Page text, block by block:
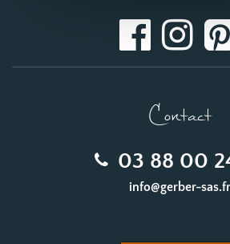
Contact
03 88 00
info@gerber-sas.fr